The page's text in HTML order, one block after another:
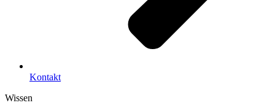
Kontakt
Wissen